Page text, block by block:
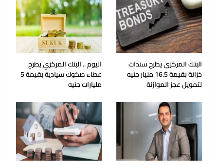
البنك المركزى يطرح سندات
خزانة بقيمة 16.5 مليار جنيه
لتمويل عجز الموازنة
اليوم .. البنك المركزي يطرح
عطاء صكوك سيادية بقيمة 5
مليارات جنيه